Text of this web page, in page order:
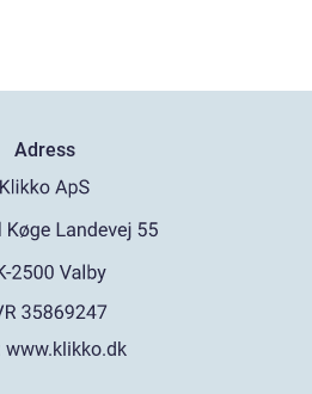
Adress
www.klikko.dk